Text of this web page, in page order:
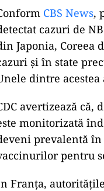
CBS News,
cazuri de
Japonia, Coreea
și în state
dintre
avertizează că,
monitorizată
prevalentă
pentru
Franța,